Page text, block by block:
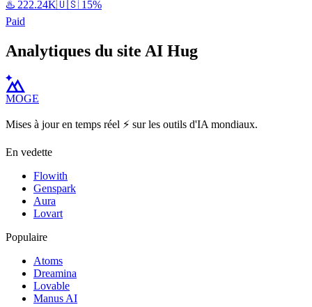
♨️ 222.24K🇺🇸 15%
Paid
Analytiques du site AI Hug
MOGE
Mises à jour en temps réel ⚡️ sur les outils d'IA mondiaux.
En vedette
Flowith
Genspark
Aura
Lovart
Populaire
Atoms
Dreamina
Lovable
Manus AI